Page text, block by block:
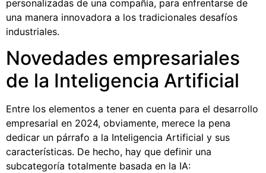
personalizadas de una compañía, para enfrentarse de
una manera innovadora a los tradicionales desafíos
industriales.
Novedades empresariales
de la Inteligencia Artificial
Entre los elementos a tener en cuenta para el desarrollo
empresarial en 2024, obviamente, merece la pena
dedicar un párrafo a la Inteligencia Artificial y sus
características. De hecho, hay que definir una
subcategoría totalmente basada en la IA: